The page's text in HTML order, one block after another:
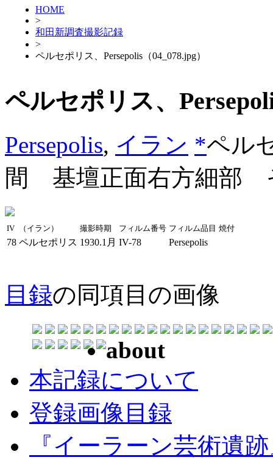
HOME
>
和田新調査撮影記録
>
ペルセポリス、Persepolis（04_078.jpg）
ペルセポリス、
Persepolis, イラン *ペル
間 基壇正面右方細部
IV （イラン） 撮影時期 フィルム番号 フィルム品目 焼付
78 ペルセポリス 1930.1月 IV-78 Persepolis
目録の同項目の画像
about
本記録について
登録画像目録
『イーラーン芸術遺